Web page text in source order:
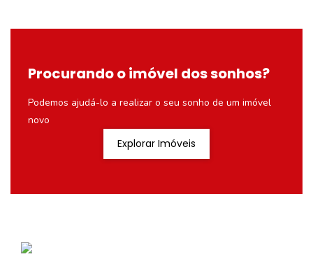
Procurando o imóvel dos sonhos?
Podemos ajudá-lo a realizar o seu sonho de um imóvel
novo
Explorar Imóveis